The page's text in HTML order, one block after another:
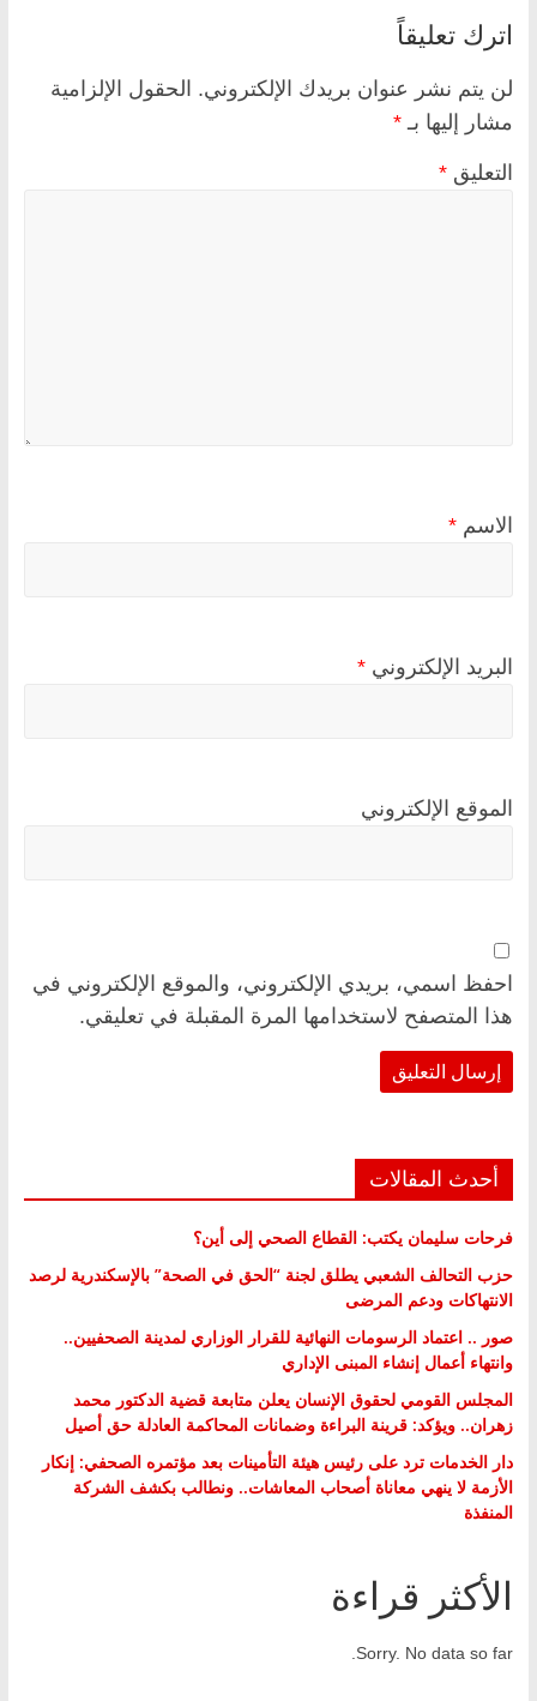
اترك تعليقاً
لن يتم نشر عنوان بريدك الإلكتروني. الحقول الإلزامية
مشار إليها بـ *
التعليق *
الاسم *
البريد الإلكتروني *
الموقع الإلكتروني
احفظ اسمي، بريدي الإلكتروني، والموقع الإلكتروني في
هذا المتصفح لاستخدامها المرة المقبلة في تعليقي.
أحدث المقالات
فرحات سليمان يكتب: القطاع الصحي إلى أين؟
حزب التحالف الشعبي يطلق لجنة “الحق في الصحة” بالإسكندرية لرصد
الانتهاكات ودعم المرضى
صور .. اعتماد الرسومات النهائية للقرار الوزاري لمدينة الصحفيين..
وانتهاء أعمال إنشاء المبنى الإداري
المجلس القومي لحقوق الإنسان يعلن متابعة قضية الدكتور محمد
زهران.. ويؤكد: قرينة البراءة وضمانات المحاكمة العادلة حق أصيل
دار الخدمات ترد على رئيس هيئة التأمينات بعد مؤتمره الصحفي: إنكار
الأزمة لا ينهي معاناة أصحاب المعاشات.. ونطالب بكشف الشركة
المنفذة
الأكثر قراءة
Sorry. No data so far.